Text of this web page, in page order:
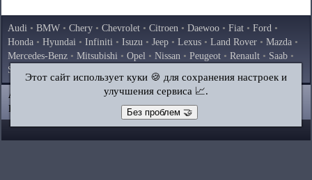
Audi • BMW • Chery • Chevrolet • Citroen • Daewoo • Fiat • Ford •
Honda • Hyundai • Infiniti • Isuzu • Jeep • Lexus • Land Rover • Mazda •
Mercedes-Benz • Mitsubishi • Opel • Nissan • Peugeot • Renault • Saab •
Skoda
AutoInstruction.ru © 2020–2026|Полная версия
Карта сайта
Контакты|Поиск по сайту
Этот сайт использует куки 🍪 для сохранения настроек и
улучшения сервиса 📈.
Без проблем 🤝